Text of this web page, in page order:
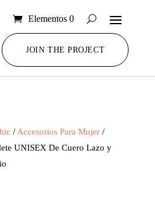
Elementos 0
JOIN THE PROJECT
/ Accesorios Para Mujer/
UNISEX De Cuero Lazo y